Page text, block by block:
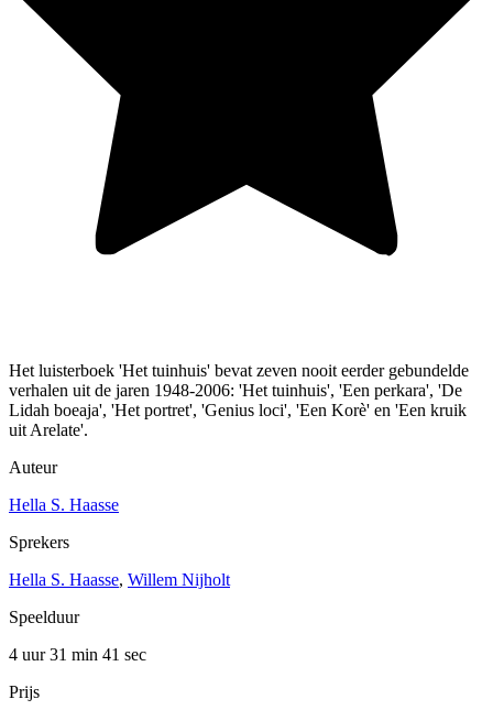
Het luisterboek 'Het tuinhuis' bevat zeven nooit eerder gebundelde
verhalen uit de jaren 1948-2006: 'Het tuinhuis', 'Een perkara', 'De
Lidah boeaja', 'Het portret', 'Genius loci', 'Een Korè' en 'Een kruik
uit Arelate'.
Auteur
Hella S. Haasse
Sprekers
Hella S. Haasse, Willem Nijholt
Speelduur
4 uur 31 min 41 sec
Prijs